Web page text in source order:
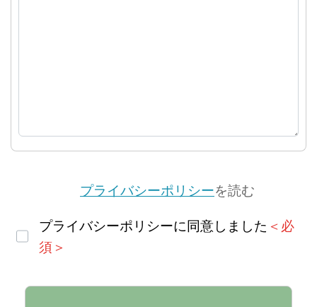
プライバシーポリシーを読む
プライバシーポリシーに同意しました ＜必
須＞